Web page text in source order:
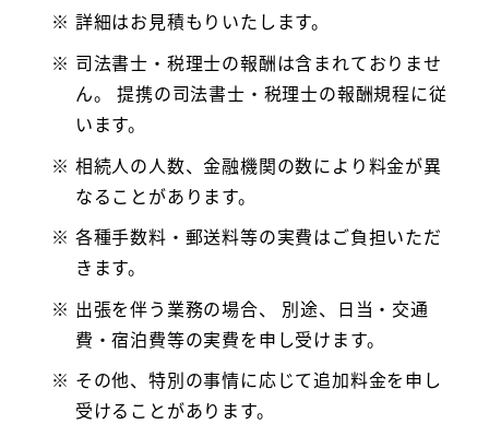
詳細はお見積もりいたします。
司法書士・税理士の報酬は含まれておりませ
ん。 提携の司法書士・税理士の報酬規程に従
います。
相続人の人数、金融機関の数により料金が異
なることがあります。
各種手数料・郵送料等の実費はご負担いただ
きます。
出張を伴う業務の場合、 別途、日当・交通
費・宿泊費等の実費を申し受けます。
その他、特別の事情に応じて追加料金を申し
受けることがあります。